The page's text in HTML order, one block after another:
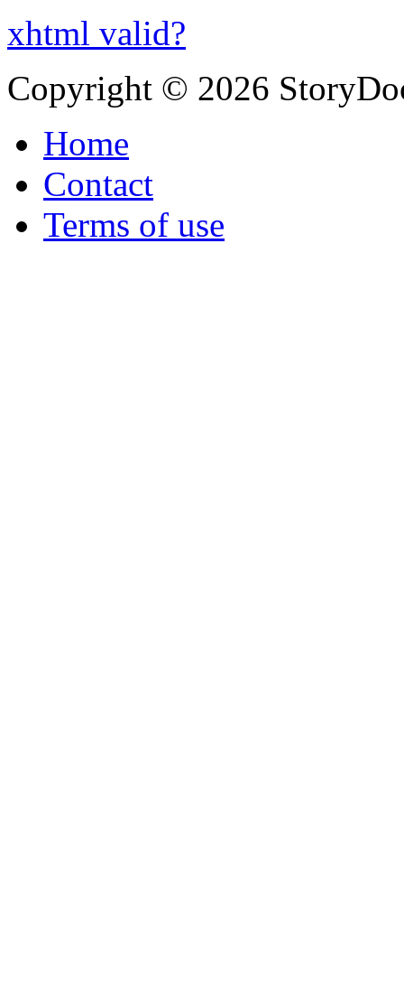
xhtml valid?
Copyright © 2026
Home
Contact
Terms of use